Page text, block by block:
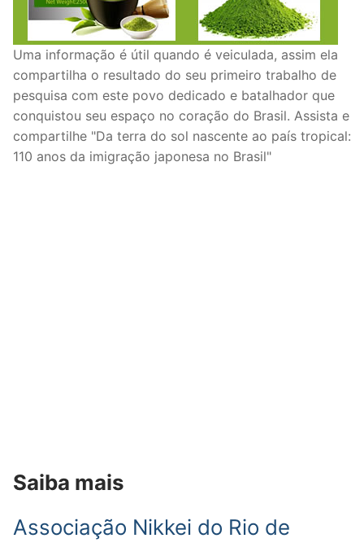
Uma informação é útil quando é veiculada, assim ela
compartilha o resultado do seu primeiro trabalho de
pesquisa com este povo dedicado e batalhador que
conquistou seu espaço no coração do Brasil. Assista e
compartilhe "Da terra do sol nascente ao país tropical:
110 anos da imigração japonesa no Brasil"
Saiba mais
Associação Nikkei do Rio de